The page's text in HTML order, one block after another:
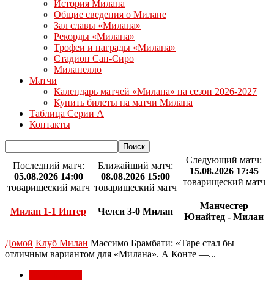
История Милана
Общие сведения о Милане
Зал славы «Милана»
Рекорды «Милана»
Трофеи и награды «Милана»
Стадион Сан-Сиро
Миланелло
Матчи
Календарь матчей «Милана» на сезон 2026-2027
Купить билеты на матчи Милана
Таблица Серии А
Контакты
Последний матч:
05.08.2026 14:00
товарищеский матч
Милан 1-1 Интер
Ближайший матч:
08.08.2026 15:00
товарищеский матч
Челси 3-0 Милан
Следующий матч:
15.08.2026 17:45
товарищеский матч
Манчестер
Юнайтед - Милан
Домой Клуб Милан Массимо Брамбати: «Таре стал бы
отличным вариантом для «Милана». А Конте —...